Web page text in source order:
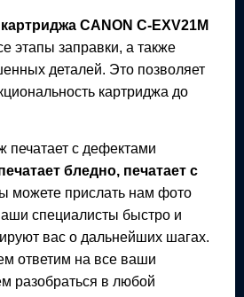
CANON C-EXV21M
этапы заправки, а также
деталей. Это позволяет
картриджа до
печатает с дефектами
бледно, печатает с
можете прислать нам фото
специалисты быстро и
вас о дальнейших шагах.
ответим на все ваши
разобраться в любой